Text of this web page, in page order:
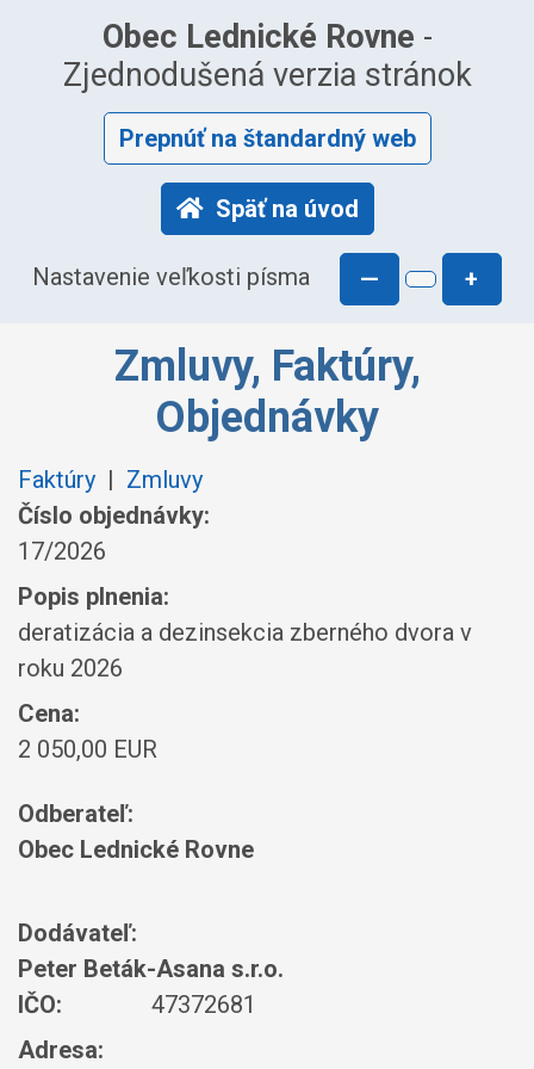
Obec Lednické Rovne -
Zjednodušená verzia stránok
Prepnúť na štandardný web
Späť na úvod
Nastavenie veľkosti písma — +
Zmluvy, Faktúry,
Objednávky
Faktúry | Zmluvy
Číslo objednávky:
17/2026
Popis plnenia:
deratizácia a dezinsekcia zberného dvora v
roku 2026
Cena:
2 050,00 EUR
Odberateľ:
Obec Lednické Rovne
Dodávateľ:
Peter Beták-Asana s.r.o.
IČO:
47372681
Adresa: